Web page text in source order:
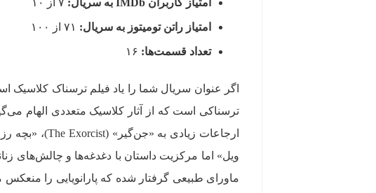
امتیاز راتن تومیتوز به سریال:
تعداد قسمت‌ها: ۱۶
اگر عنوان سریال شما را یاد فیلم ترسناک کلاسیک
ویل» اما مرکزیت داستان با دغدغه‌ها و چالش‌های
ماورای طبیعی گرفتار شده که پارانویایی را